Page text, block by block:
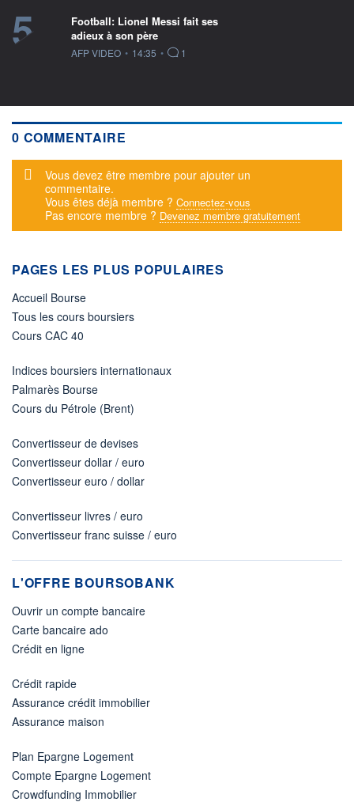
5
Football: Lionel Messi fait ses
adieux à son père
information fournie par
AFP VIDEO • 14:35 • 1
0 COMMENTAIRE
Message d'alerte
Vous devez être membre pour ajouter un
commentaire.
Vous êtes déjà membre ? Connectez-vous
Pas encore membre ? Devenez membre gratuitement
PAGES LES PLUS POPULAIRES
Accueil Bourse
Tous les cours boursiers
Cours CAC 40
Indices boursiers internationaux
Palmarès Bourse
Cours du Pétrole (Brent)
Convertisseur de devises
Convertisseur dollar / euro
Convertisseur euro / dollar
Convertisseur livres / euro
Convertisseur franc suisse / euro
L'OFFRE BOURSOBANK
Ouvrir un compte bancaire
Carte bancaire ado
Crédit en ligne
Crédit rapide
Assurance crédit immobilier
Assurance maison
Plan Epargne Logement
Compte Epargne Logement
Crowdfunding Immobilier